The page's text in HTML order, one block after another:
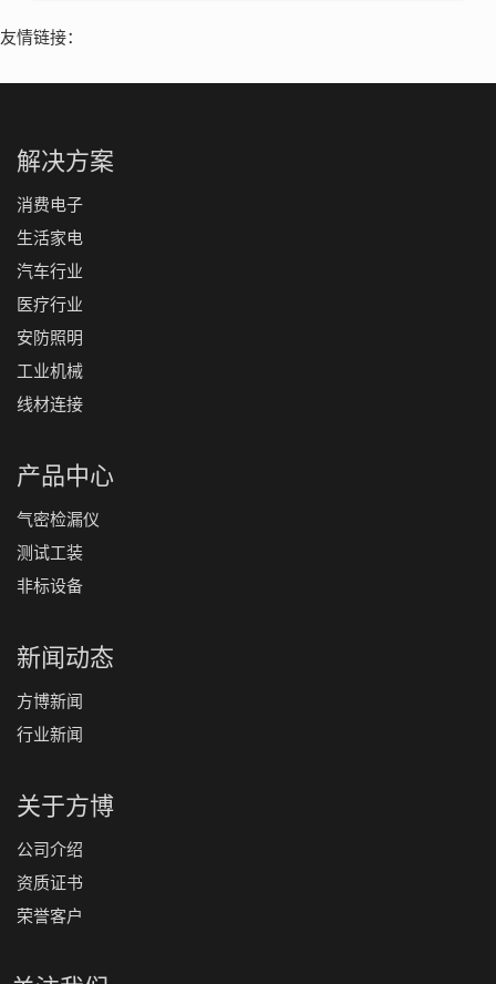
友情链接：
解决方案
消费电子
生活家电
汽车行业
医疗行业
安防照明
工业机械
线材连接
产品中心
气密检漏仪
测试工装
非标设备
新闻动态
方博新闻
行业新闻
关于方博
公司介绍
资质证书
荣誉客户